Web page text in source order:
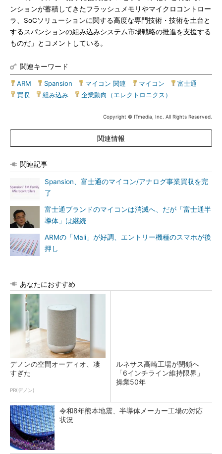
ンションが蓄積してきたフラッシュメモリやマイクロコントロー
ラ、SoCソリューションに関する高度な専門技術・技術を土台と
するスパンションの組み込みシステム市場戦略の推進を支援する
ものだ」とコメントしている。
関連キーワード
ARM Spansion マイコン 関連 マイコン 富士通
買収
組み込み 企業動向（エレクトロニクス）
Copyright © ITmedia, Inc. All Rights Reserved.
関連情報
関連記事
Spansion、富士通のマイコン/アナログ事業買収を完
了
富士通ブランドのマイコンは消滅へ、だが「富士通半
導体」は継続
ARMの「Mali」が好調、エントリー機種のスマホが後
押し
あなたにおすすめ
デノンの空間オーディオ、凄
すぎた
PR(デノン)
ルネサス高崎工場が閉鎖へ
「6インチライン維持限界」
操業50年
令和8年熊本地震、半導体メーカー工場の対応
状況